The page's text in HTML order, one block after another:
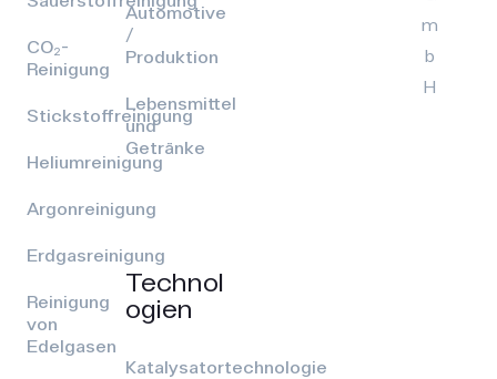
CO₂-
Reinigung
Stickstoffreinigung
Heliumreinigung
Argonreinigung
Erdgasreinigung
Reinigung
von
Edelgasen
Automotive
/
Produktion
Lebensmittel
und
Getränke
Technol
ogien
Katalysatortechnologie
m
b
H